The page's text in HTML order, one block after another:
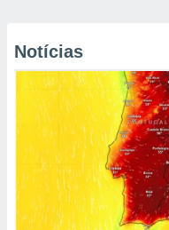
Notícias